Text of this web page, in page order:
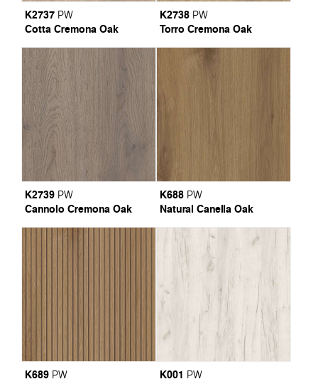
K2737 PW
Cotta Cremona Oak
K2738 PW
Torro Cremona Oak
K2739 PW
Cannolo Cremona Oak
K688 PW
Natural Canella Oak
K689 PW K001 PW